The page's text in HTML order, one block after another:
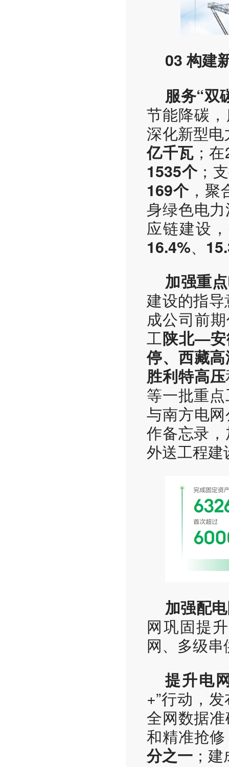
03 构建
服务“双
节能降碳
深化新型
亿千瓦；
1535个；
169个 ，
身绿色电
应链建设
16.4%、
加强重
建设的指
成公司前
工陕北—
停、西藏
胜利特高压
等一批重
与南方电
作备忘录
外送工程建
加强配
网巩固提
网、多级
提升电
+”行动，
全网数据
和精准抢
分之一 ；